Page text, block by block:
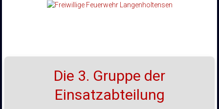
Die 3. Gruppe der
Einsatzabteilung